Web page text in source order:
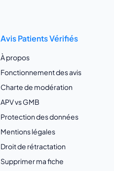
Avis Patients Vérifiés
À propos
Fonctionnement des avis
Charte de modération
APV vs GMB
Protection des données
Mentions légales
Droit de rétractation
Supprimer ma fiche